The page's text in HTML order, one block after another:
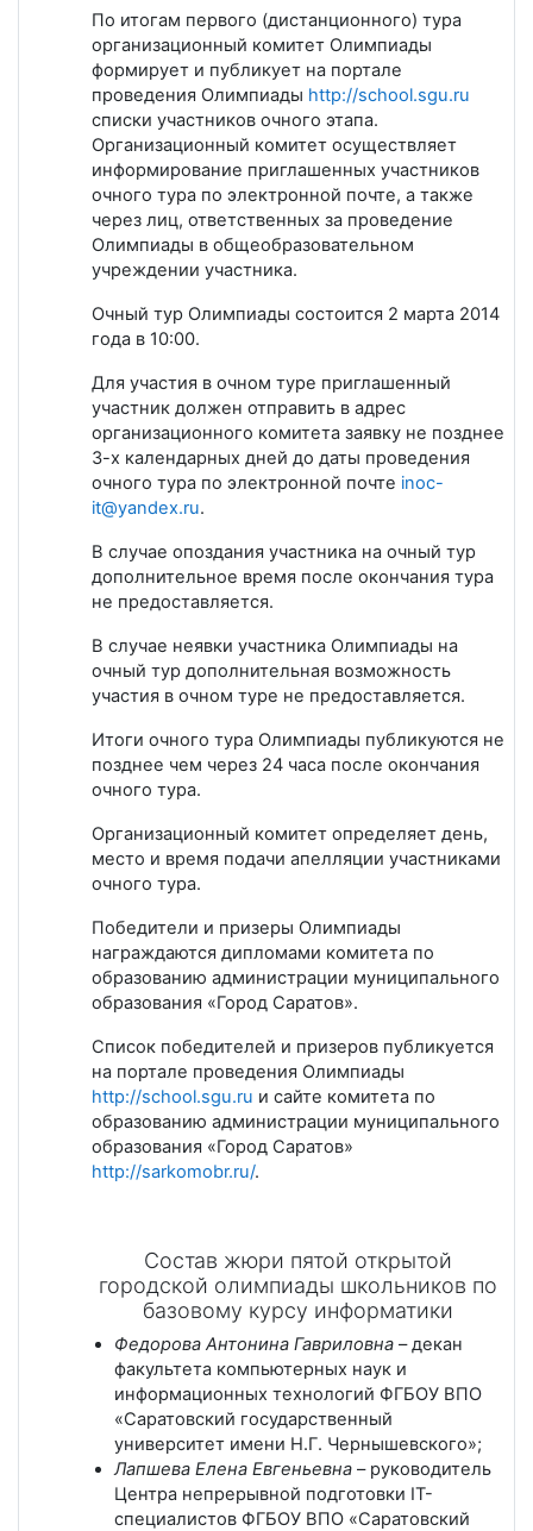
По итогам первого (дистанционного) тура
организационный комитет Олимпиады
формирует и публикует на портале
проведения Олимпиады http://school.sgu.ru
списки участников очного этапа.
Организационный комитет осуществляет
информирование приглашенных участников
очного тура по электронной почте, а также
через лиц, ответственных за проведение
Олимпиады в общеобразовательном
учреждении участника.
Очный тур Олимпиады состоится 2 марта 2014
года в 10:00.
Для участия в очном туре приглашенный
участник должен отправить в адрес
организационного комитета заявку не позднее
3-х календарных дней до даты проведения
очного тура по электронной почте inoc-
it@yandex.ru.
В случае опоздания участника на очный тур
дополнительное время после окончания тура
не предоставляется.
В случае неявки участника Олимпиады на
очный тур дополнительная возможность
участия в очном туре не предоставляется.
Итоги очного тура Олимпиады публикуются не
позднее чем через 24 часа после окончания
очного тура.
Организационный комитет определяет день,
место и время подачи апелляции участниками
очного тура.
Победители и призеры Олимпиады
награждаются дипломами комитета по
образованию администрации муниципального
образования «Город Саратов».
Список победителей и призеров публикуется
на портале проведения Олимпиады
http://school.sgu.ru и сайте комитета по
образованию администрации муниципального
образования «Город Саратов»
http://sarkomobr.ru/.
Состав жюри пятой открытой
городской олимпиады школьников по
базовому курсу информатики
Федорова Антонина Гавриловна – декан
факультета компьютерных наук и
информационных технологий ФГБОУ ВПО
«Саратовский государственный
университет имени Н.Г. Чернышевского»;
Лапшева Елена Евгеньевна – руководитель
Центра непрерывной подготовки IT-
специалистов ФГБОУ ВПО «Саратовский